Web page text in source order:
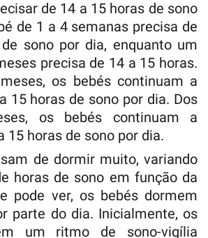
de 14 a 15 horas de sono
de 1 a 4 semanas precisa de
sono por dia, enquanto um
precisa de 14 a 15 horas.
os bebés continuam a
15 horas de sono por dia. Dos
os bebés continuam a
15 horas de sono por dia.
de dormir muito, variando
horas de sono em função da
pode ver, os bebés dormem
parte do dia. Inicialmente, os
um ritmo de sono-vigília